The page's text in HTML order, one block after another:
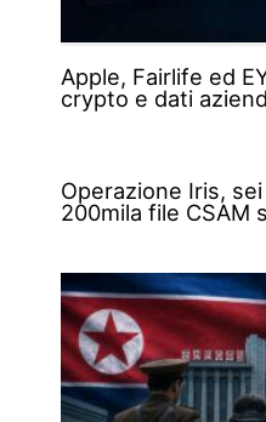
Apple, Fairlife ed
crypto e dati
Operazione Iris,
200mila file CSAM